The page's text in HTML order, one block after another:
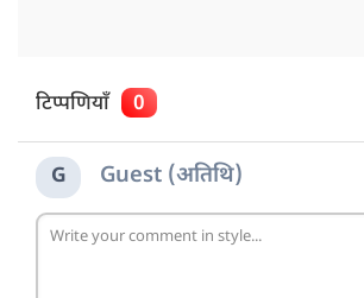
टिप्पणियाँ 0
G Guest (अतिथि)